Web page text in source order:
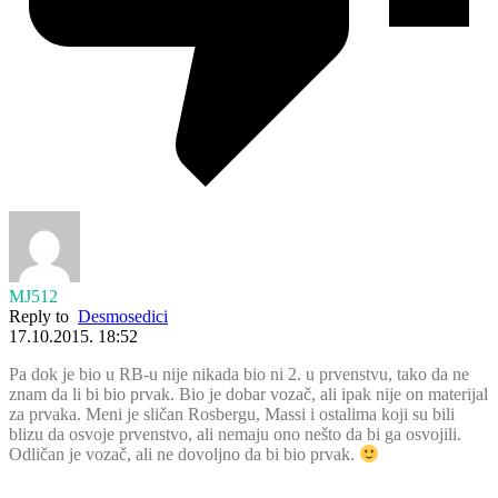
MJ512
Reply to Desmosedici
17.10.2015. 18:52
Pa dok je bio u RB-u nije nikada bio ni 2. u prvenstvu, tako da ne
znam da li bi bio prvak. Bio je dobar vozač, ali ipak nije on materijal
za prvaka. Meni je sličan Rosbergu, Massi i ostalima koji su bili
blizu da osvoje prvenstvo, ali nemaju ono nešto da bi ga osvojili.
Odličan je vozač, ali ne dovoljno da bi bio prvak.